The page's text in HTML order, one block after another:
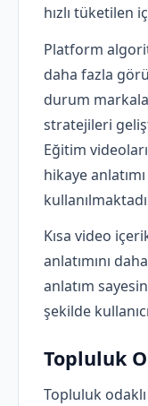
hızlı tüketilen
Platform
daha fazla
durum
stratejileri
Eğitim
hikaye
Kısa video
anlatımını
anlatım
şekilde
Topluluk
Topluluk